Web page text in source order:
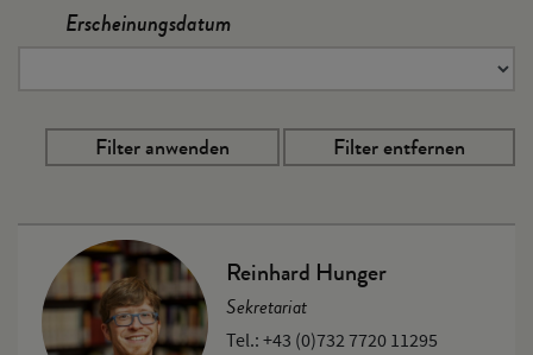
Erscheinungsdatum
Reinhard Hunger
Sekretariat
Tel.: +43 (0)732 7720 11295